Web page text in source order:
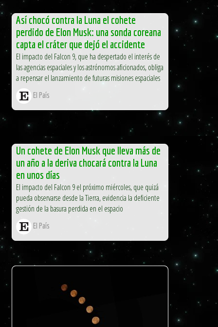
Así chocó contra la Luna el cohete
perdido de Elon Musk: una sonda coreana
capta el cráter que dejó el accidente
El impacto del Falcon 9, que ha despertado el interés de
las agencias espaciales y los astrónomos aficionados, obliga
a repensar el lanzamiento de futuras misiones espaciales
El País
Un cohete de Elon Musk que lleva más de
un año a la deriva chocará contra la Luna
en unos días
El impacto del Falcon 9 el próximo miércoles, que quizá
pueda observarse desde la Tierra, evidencia la deficiente
gestión de la basura perdida en el espacio
El País